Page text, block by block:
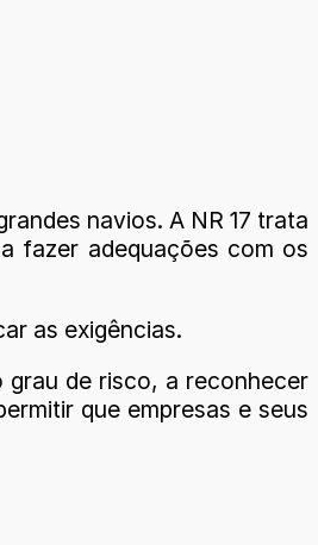
navios. A NR 17 trata
fazer adequações com os
as exigências.
grau de risco, a reconhecer
que empresas e seus